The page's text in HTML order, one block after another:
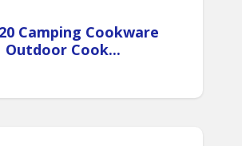
Camping Cookware
Outdoor Cook...